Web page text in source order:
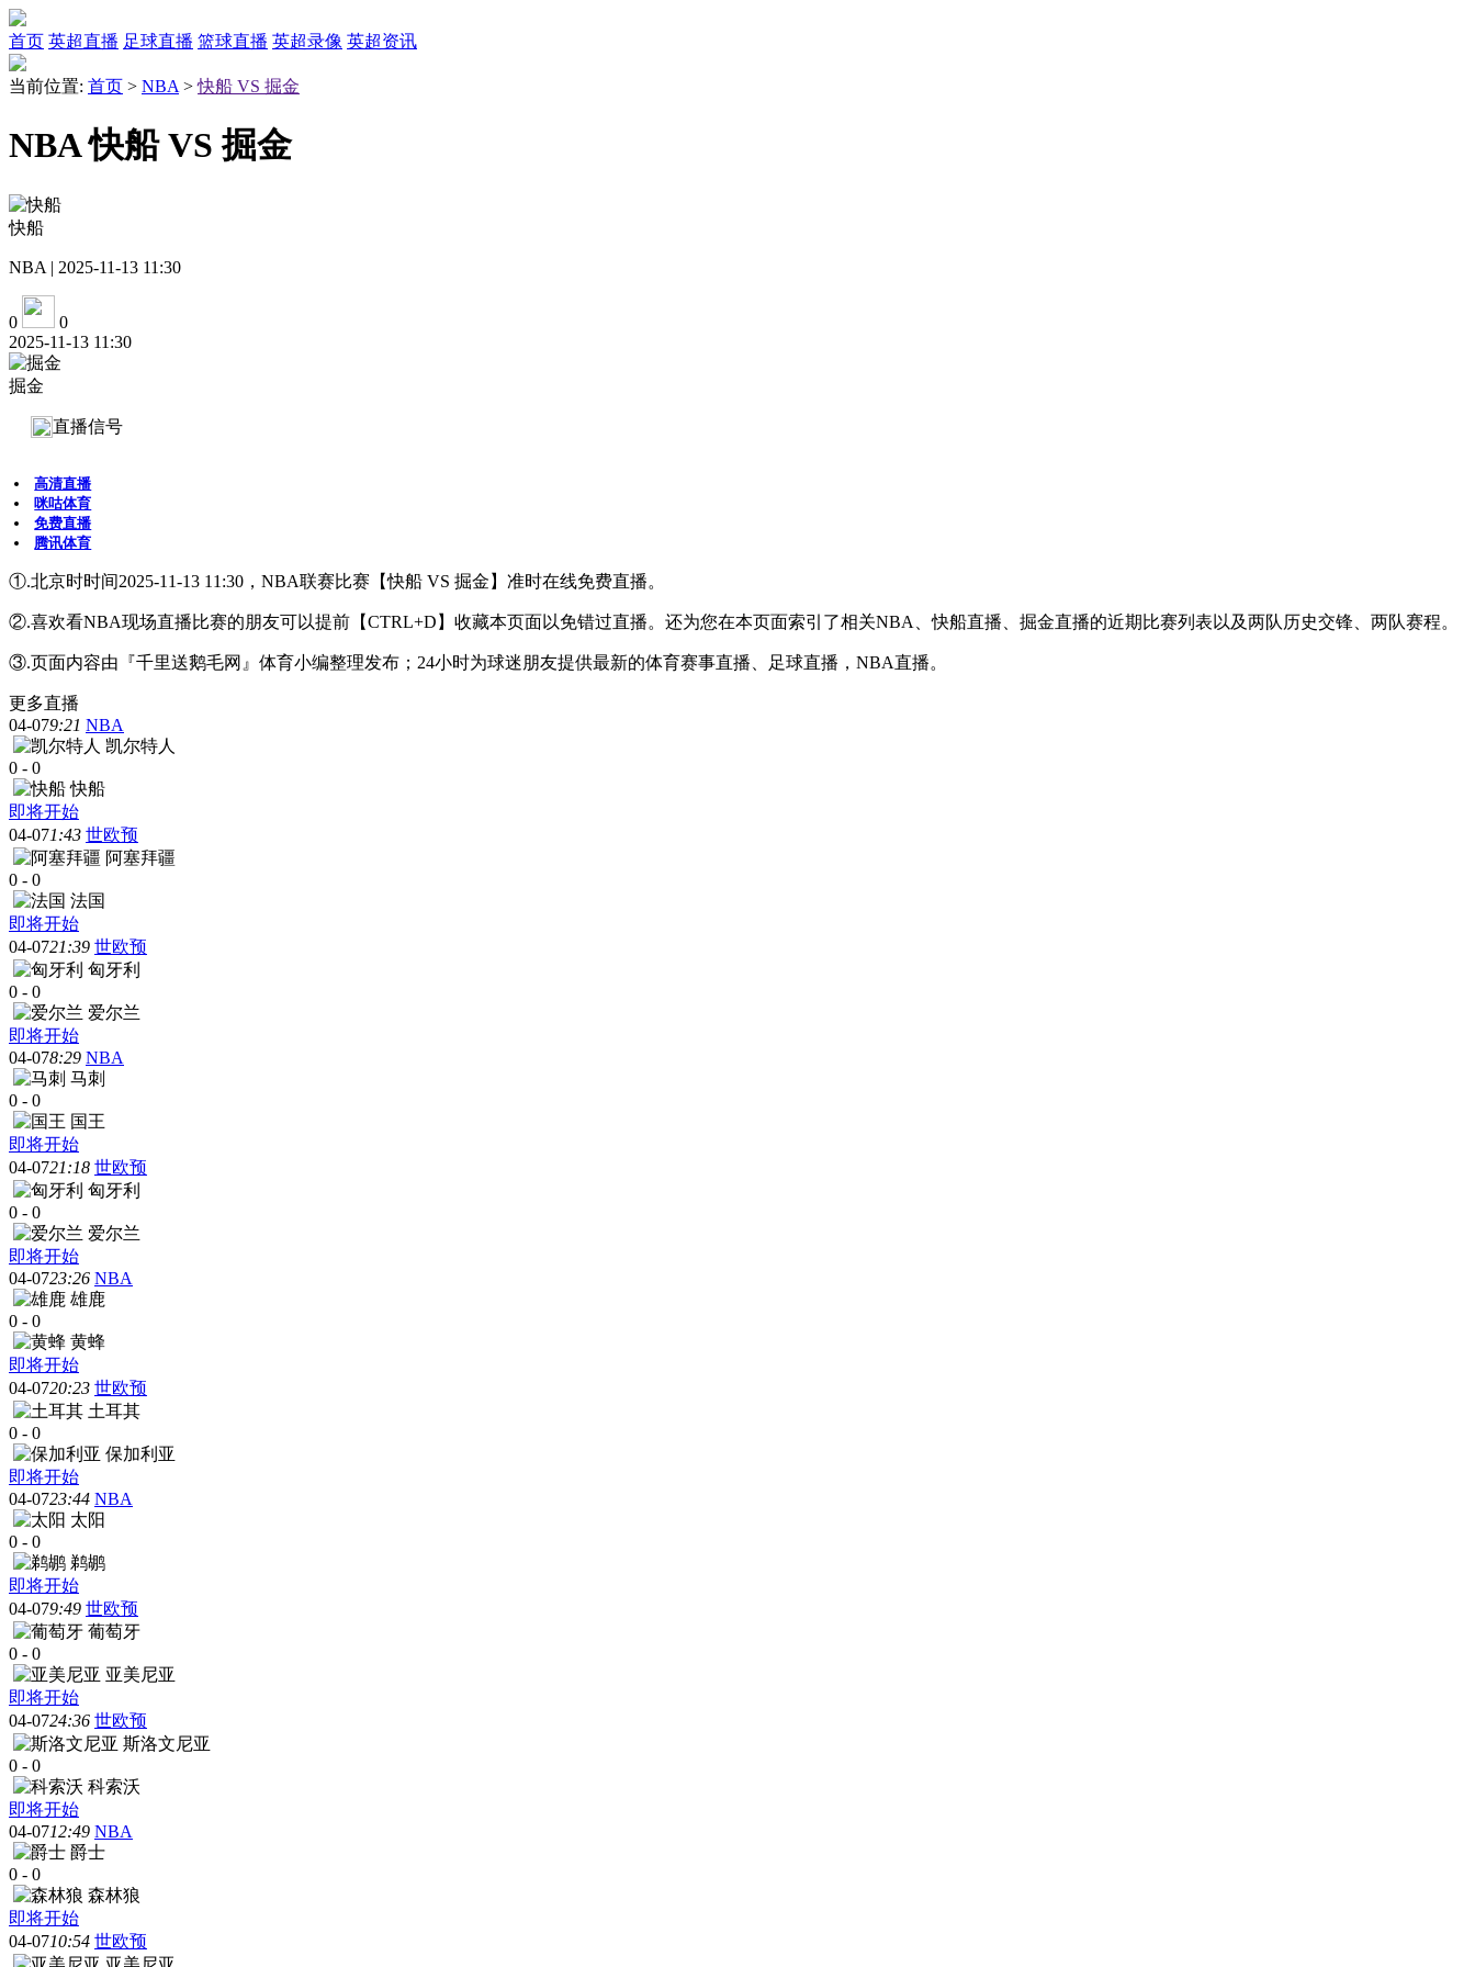
首页 英超直播 足球直播 篮球直播 英超录像 英超资讯
当前位置: 首页 > NBA >快船 VS 掘金
NBA 快船 VS 掘金
快船
NBA | 2025-11-13 11:30
0
0
2025-11-13 11:30
掘金
直播信号
高清直播
咪咕体育
免费直播
腾讯体育
①.北京时时间2025-11-13 11:30，NBA联赛比赛【快船 VS 掘金】准时在线免费直播。
②.喜欢看NBA现场直播比赛的朋友可以提前【CTRL+D】收藏本页面以免错过直播。还为您在本页面索引了相关NBA、快船直播、掘金直播的近期比赛列表以及两队历史交锋、两队赛程。
③.页面内容由『千里送鹅毛网』体育小编整理发布；24小时为球迷朋友提供最新的体育赛事直播、足球直播，NBA直播。
更多直播
04-079:21 NBA
凯尔特人
0 - 0
快船
即将开始
04-071:43 世欧预
阿塞拜疆
0 - 0
法国
即将开始
04-0721:39 世欧预
匈牙利
0 - 0
爱尔兰
即将开始
04-078:29 NBA
马刺
0 - 0
国王
即将开始
04-0721:18 世欧预
匈牙利
0 - 0
爱尔兰
即将开始
04-0723:26 NBA
雄鹿
0 - 0
黄蜂
即将开始
04-0720:23 世欧预
土耳其
0 - 0
保加利亚
即将开始
04-0723:44 NBA
太阳
0 - 0
鹈鹕
即将开始
04-079:49 世欧预
葡萄牙
0 - 0
亚美尼亚
即将开始
04-0724:36 世欧预
斯洛文尼亚
0 - 0
科索沃
即将开始
04-0712:49 NBA
爵士
0 - 0
森林狼
即将开始
04-0710:54 世欧预